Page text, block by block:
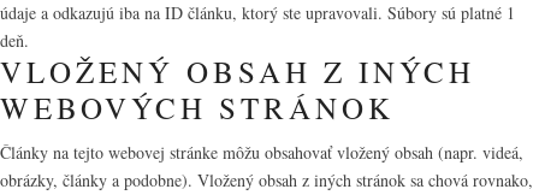
údaje a odkazujú iba na ID článku, ktorý ste upravovali. Súbory sú platné 1
deň.
VLOŽENÝ OBSAH Z INÝCH
WEBOVÝCH STRÁNOK
Články na tejto webovej stránke môžu obsahovať vložený obsah (napr. videá,
obrázky, články a podobne). Vložený obsah z iných stránok sa chová rovnako,